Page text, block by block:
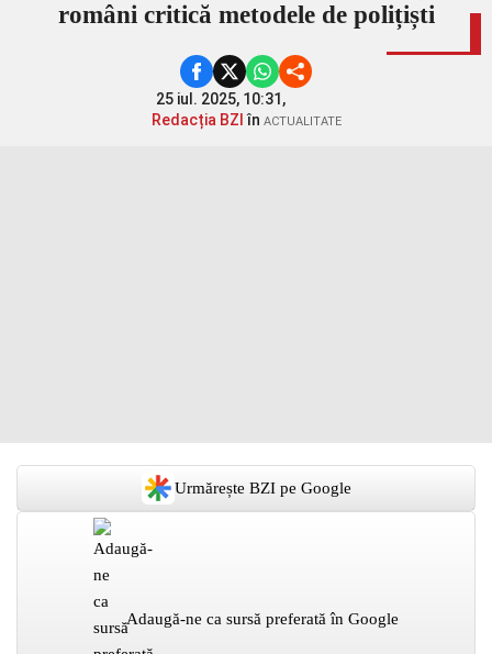
români critică metodele de polițiști
25 iul. 2025, 10:31,
Redacția BZI în ACTUALITATE
Urmărește BZI pe Google
Adaugă-ne ca sursă preferată în Google